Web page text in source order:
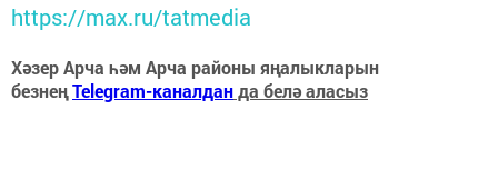
https://max.ru/tatmedia
Хәзер Арча һәм Арча районы яңалыкларын
безнеңTelegram-каналданда белә аласыз